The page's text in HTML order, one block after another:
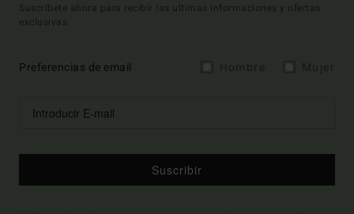
Suscríbete ahora para recibir las ultimas informaciones y ofertas
exclusivas.
Preferencias de email
Suscribir